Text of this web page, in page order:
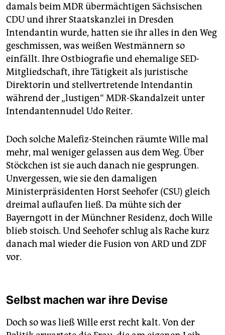
damals beim MDR übermächtigen Sächsischen
CDU und ihrer Staatskanzlei in Dresden
Intendantin wurde, hatten sie ihr alles in den Weg
geschmissen, was weißen Westmännern so
einfällt. Ihre Ostbiografie und ehemalige SED-
Mitgliedschaft, ihre Tätigkeit als juristische
Direktorin und stellvertretende Intendantin
während der „lustigen“ MDR-Skandalzeit unter
Intendantennudel Udo Reiter.
Doch solche Malefiz-Steinchen räumte Wille mal
mehr, mal weniger gelassen aus dem Weg. Über
Stöckchen ist sie auch danach nie gesprungen.
Unvergessen, wie sie den damaligen
Ministerpräsidenten Horst Seehofer (CSU) gleich
dreimal auflaufen ließ. Da mühte sich der
Bayerngott in der Münchner Residenz, doch Wille
blieb stoisch. Und Seehofer schlug als Rache kurz
danach mal wieder die Fusion von ARD und ZDF
vor.
Selbst machen war ihre Devise
Doch so was ließ Wille erst recht kalt. Von der